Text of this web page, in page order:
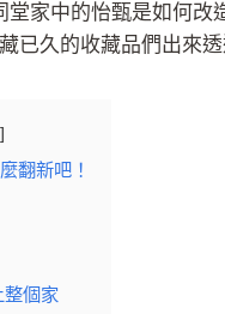
堂家中的怡甄是如何改
已久的收藏品們出來透
翻新吧！
整個家